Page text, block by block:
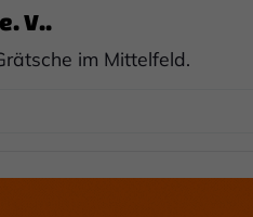
V..
im Mittelfeld.